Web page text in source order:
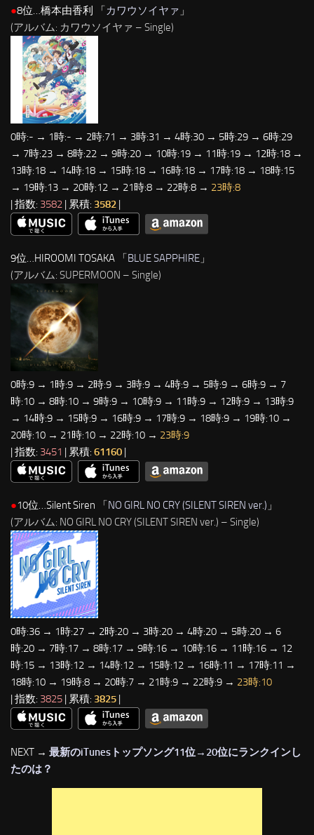
●8位…橋本由香利 「 カワウソイヤァ 」
(アルバム: カワウソイヤァ – Single)
0時:- → 1時:- → 2時:71 → 3時:31 → 4時:30 → 5時:29 → 6時:29
→ 7時:23 → 8時:22 → 9時:20 → 10時:19 → 11時:19 → 12時:18 →
13時:18 → 14時:18 → 15時:18 → 16時:18 → 17時:18 → 18時:15
→ 19時:13 → 20時:12 → 21時:8 → 22時:8 → 23時:8
| 指数: 3582 | 累積: 3582
9位…HIROOMI TOSAKA 「BLUE SAPPHIRE 」
(アルバム: SUPERMOON – Single)
0時:9 → 1時:9 → 2時:9 → 3時:9 → 4時:9 → 5時:9 → 6時:9 → 7
時:10 → 8時:10 → 9時:9 → 10時:9 → 11時:9 → 12時:9 → 13時:9
→ 14時:9 → 15時:9 → 16時:9 → 17時:9 → 18時:9 → 19時:10 →
20時:10 → 21時:10 → 22時:10 → 23時:9
| 指数: 3451 | 累積: 61160 |
●10位…Silent Siren 「NO GIRL NO CRY (SILENT SIREN ver.) 」
(アルバム: NO GIRL NO CRY (SILENT SIREN ver.) – Single)
0時:36 → 1時:27 → 2時:20 → 3時:20 → 4時:20 → 5時:20 → 6
時:20 → 7時:17 → 8時:17 → 9時:16 → 10時:16 → 11時:16 → 12
時:15 → 13時:12 → 14時:12 → 15時:12 → 16時:11 → 17時:11 →
18時:10 → 19時:8 → 20時:7 → 21時:9 → 22時:9 → 23時:10
| 指数: 3825 | 累積: 3825 |
NEXT → 最新のiTunesトップソング11位→20位にランクインし
たのは？